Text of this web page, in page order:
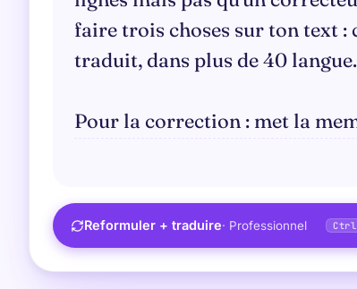
Reformuler + traduire· Professionnel Ctrl